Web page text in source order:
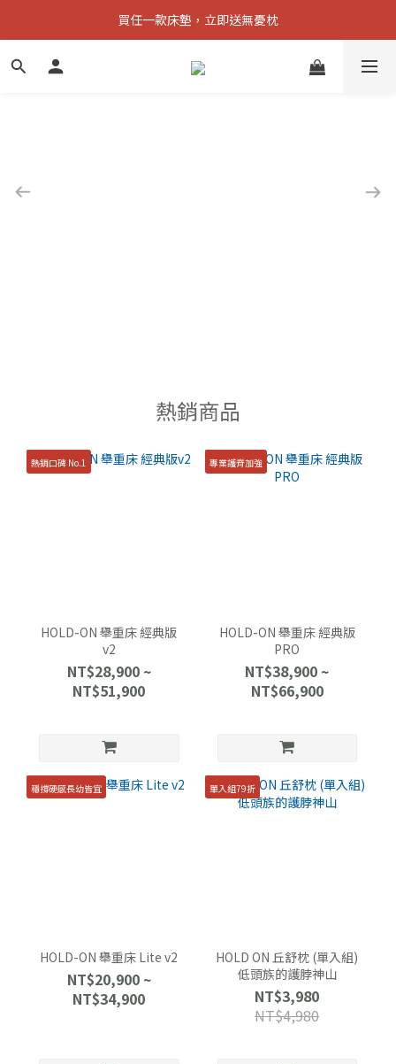
購買指定床款，現折2000元
買任一款床墊，立即送無憂枕
購買指定床款，現折2000元
熱銷商品
熱銷口碑 No.1
HOLD-ON 舉重床 經典版
v2
NT$28,900 ~
NT$51,900
專業護脊加強
HOLD-ON 舉重床 經典版
PRO
NT$38,900 ~
NT$66,900
穩撐硬感長幼皆宜
HOLD-ON 舉重床 Lite v2
NT$20,900 ~
NT$34,900
單入組79折
HOLD ON 丘舒枕 (單入組)
低頭族的護脖神山
NT$3,980
NT$4,980